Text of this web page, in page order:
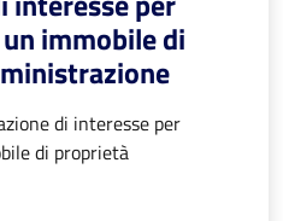
immobile di
di interesse per
di proprietà